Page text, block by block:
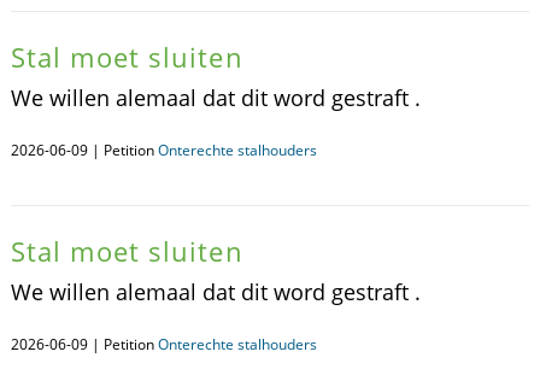
Stal moet sluiten
We willen alemaal dat dit word gestraft .
2026-06-09 | PetitionOnterechte stalhouders
Stal moet sluiten
We willen alemaal dat dit word gestraft .
2026-06-09 | PetitionOnterechte stalhouders